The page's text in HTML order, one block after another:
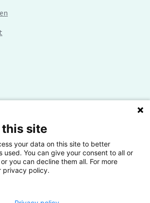
site
your data on this site to better
used. You can give your consent to all or
you can decline them all. For more
privacy policy.